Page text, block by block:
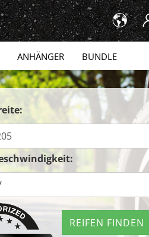
ANHÄNGER BUNDLE
REIFEN FINDEN